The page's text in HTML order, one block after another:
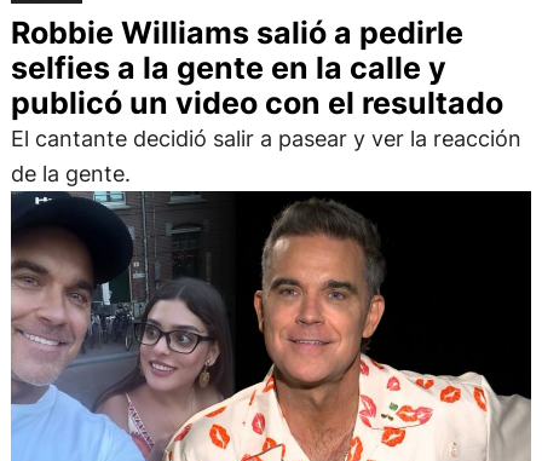
Robbie Williams salió a pedirle
selfies a la gente en la calle y
publicó un video con el resultado
El cantante decidió salir a pasear y ver la reacción
de la gente.